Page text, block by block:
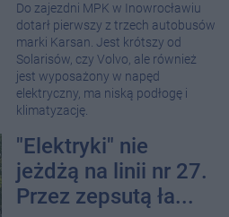
Do zajezdni MPK w Inowrocławiu
dotarł pierwszy z trzech autobusów
marki Karsan. Jest krótszy od
Solarisów, czy Volvo, ale również
jest wyposażony w napęd
elektryczny, ma niską podłogę i
klimatyzację.
"Elektryki" nie
jeżdżą na linii nr 27.
Przez zepsutą ła...